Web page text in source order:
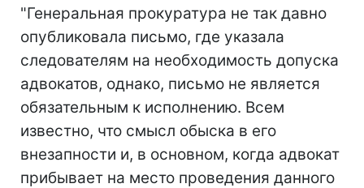
"Генеральная прокуратура не так давно
опубликовала письмо, где указала
следователям на необходимость допуска
адвокатов, однако, письмо не является
обязательным к исполнению. Всем
известно, что смысл обыска в его
внезапности и, в основном, когда адвокат
прибывает на место проведения данного